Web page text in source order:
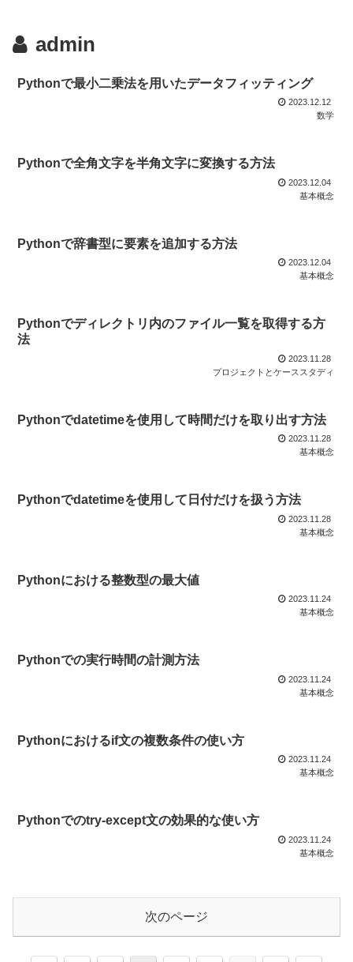
admin
Pythonで最小二乗法を用いたデータフィッティング
2023.12.12
数学
Pythonで全角文字を半角文字に変換する方法
2023.12.04
基本概念
Pythonで辞書型に要素を追加する方法
2023.12.04
基本概念
Pythonでディレクトリ内のファイル一覧を取得する方
法
2023.11.28
プロジェクトとケーススタディ
Pythonでdatetimeを使用して時間だけを取り出す方法
2023.11.28
基本概念
Pythonでdatetimeを使用して日付だけを扱う方法
2023.11.28
基本概念
Pythonにおける整数型の最大値
2023.11.24
基本概念
Pythonでの実行時間の計測方法
2023.11.24
基本概念
Pythonにおけるif文の複数条件の使い方
2023.11.24
基本概念
Pythonでのtry-except文の効果的な使い方
2023.11.24
基本概念
次のページ